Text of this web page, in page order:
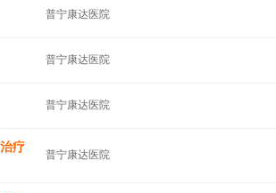
普宁康达医院
普宁康达医院
普宁康达医院
疗
普宁康达医院